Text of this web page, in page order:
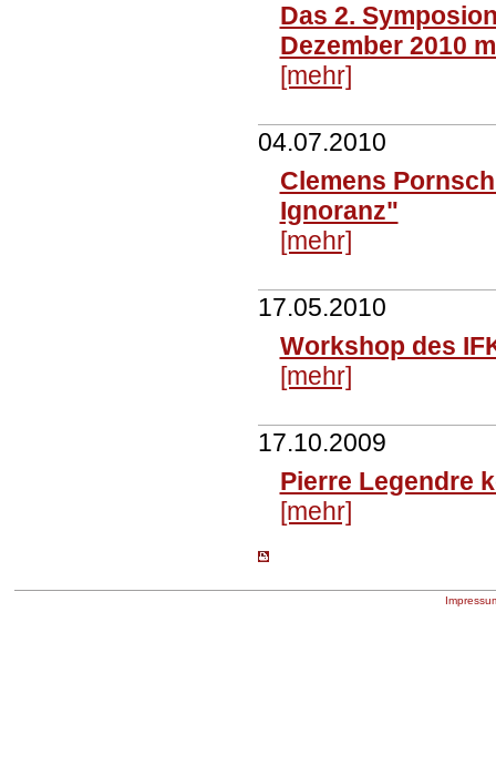
Das 2.
Dezember 2010
[mehr]
04.07.2010
Clemens
Ignoranz"
[mehr]
17.05.2010
Workshop des
[mehr]
17.10.2009
Pierre Legendre
[mehr]